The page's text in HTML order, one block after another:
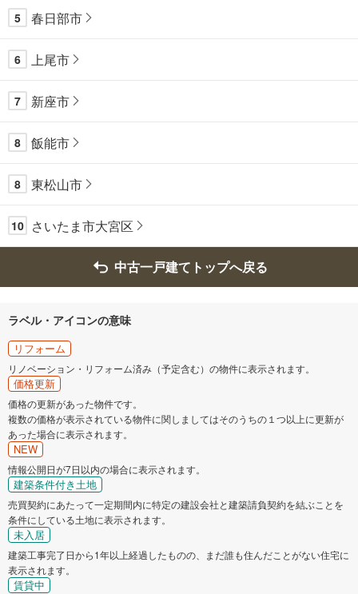
5 春日部市
6 上尾市
7 新座市
8 飯能市
8 東松山市
10 さいたま市大宮区
中古一戸建てトップへ戻る
ラベル・アイコンの意味
リフォーム
リノベーション・リフォーム済み（予定含む）の物件に表示されます。
価格更新
価格の更新があった物件です。
複数の価格が表示されている物件に関しましてはそのうちの１つ以上に更新が
あった場合に表示されます。
NEW
情報公開日が7日以内の場合に表示されます。
建築条件付き土地
売買契約にあたって一定期間内に特定の建設会社と建築請負契約を結ぶことを
条件にしている土地に表示されます。
未入居
建築工事完了日から1年以上経過したものの、まだ誰も住んだことがない住宅に
表示されます。
賃貸中